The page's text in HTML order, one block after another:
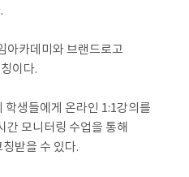
아카데미와 브랜드로고
이다.
학생들에게 온라인 1:1강의를
간 모니터링 수업을 통해
받을 수 있다.